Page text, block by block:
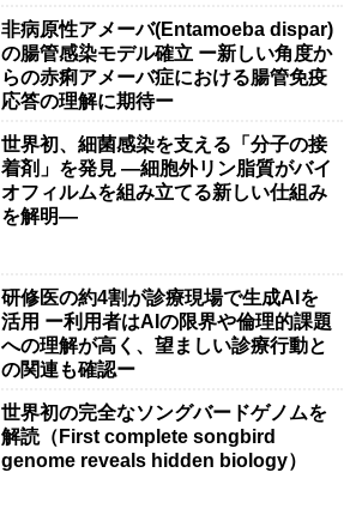
非病原性アメーバ(Entamoeba dispar)
の腸管感染モデル確立 ー新しい角度か
らの赤痢アメーバ症における腸管免疫
応答の理解に期待ー
世界初、細菌感染を支える「分子の接
着剤」を発見 ―細胞外リン脂質がバイ
オフィルムを組み立てる新しい仕組み
を解明―
研修医の約4割が診療現場で生成AIを
活用 ー利用者はAIの限界や倫理的課題
への理解が高く、望ましい診療行動と
の関連も確認ー
世界初の完全なソングバードゲノムを
解読（First complete songbird
genome reveals hidden biology）